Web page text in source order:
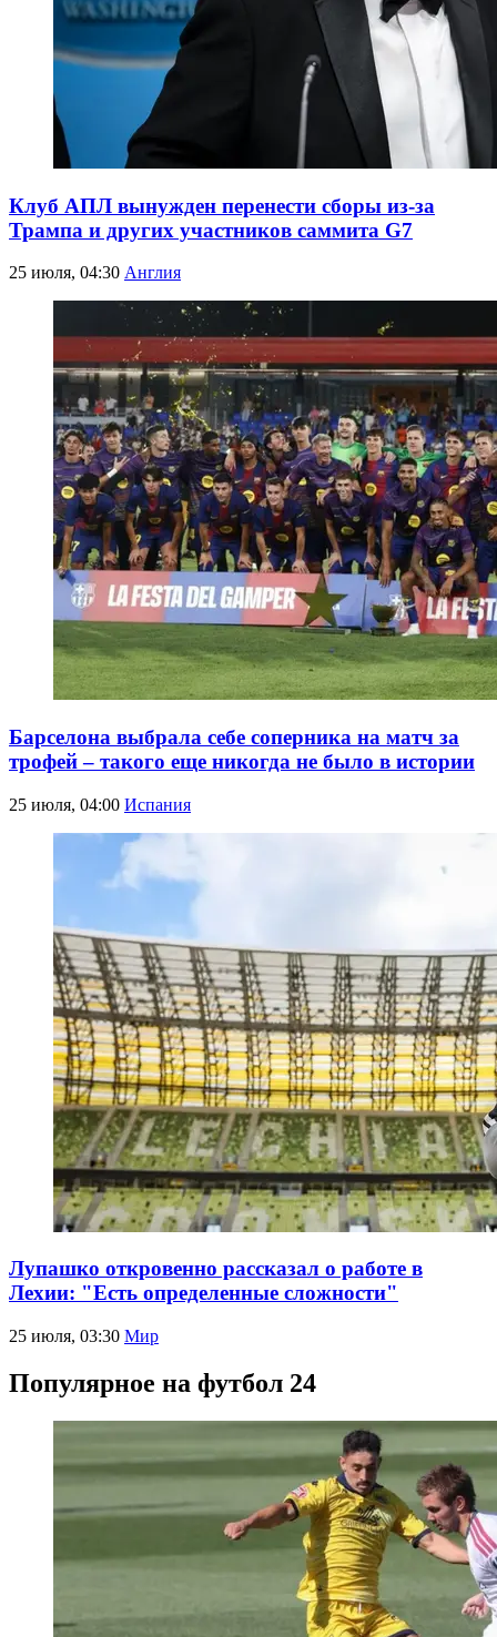
Клуб АПЛ вынужден перенести сборы из-за
Трампа и других участников саммита G7
25 июля, 04:30 Англия
Барселона выбрала себе соперника на матч за
трофей – такого еще никогда не было в истории
25 июля, 04:00 Испания
Лупашко откровенно рассказал о работе в
Лехии: "Есть определенные сложности"
25 июля, 03:30 Мир
Популярное на футбол 24